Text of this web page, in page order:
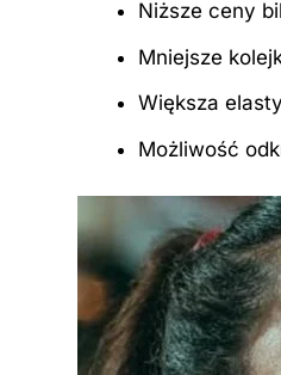
Niższe ceny
Mniejsze
Większa
Możliwość